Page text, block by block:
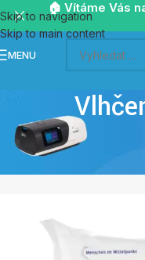
Skip to navigation
Skip to main content
🏠 Vítáme Vás
MENU
Domů/Ostatní/Vlhčené